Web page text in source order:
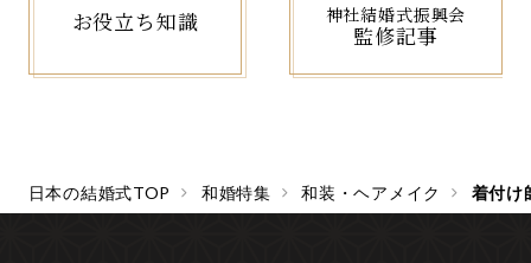
日本の結婚式TOP 和婚特集 和装・ヘアメイク 着付け
お役立ち知識 神社結婚式振興会
監修記事